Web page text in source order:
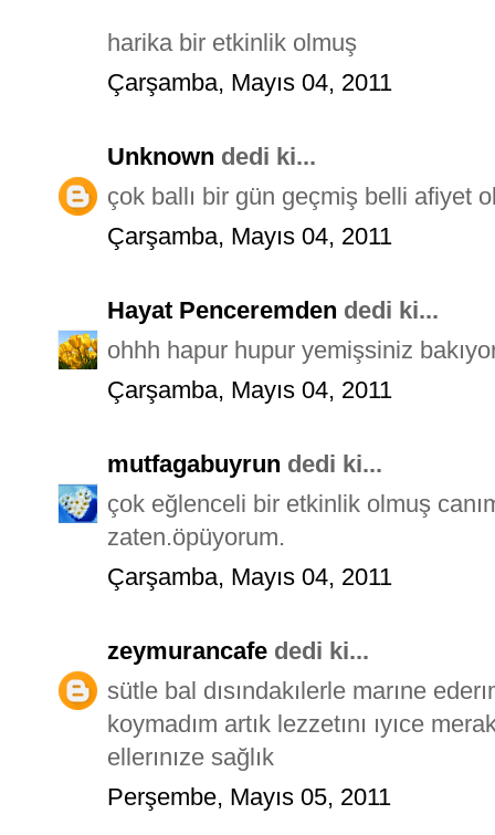
harika bir etkinlik olmuş
Çarşamba, Mayıs 04, 2011
Unknown dedi ki...
çok ballı bir gün geçmiş belli afiyet
Çarşamba, Mayıs 04, 2011
Hayat Penceremden dedi ki...
ohhh hapur hupur yemişsiniz
Çarşamba, Mayıs 04, 2011
mutfagabuyrun dedi ki...
çok eğlenceli bir etkinlik olmuş
zaten.öpüyorum.
Çarşamba, Mayıs 04, 2011
zeymurancafe dedi ki...
sütle bal dısındakılerle marıne
koymadım artık lezzetını ıyıce
ellerınıze sağlık
Perşembe, Mayıs 05, 2011